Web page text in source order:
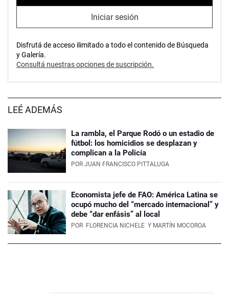
Iniciar sesión
Disfrutá de acceso ilimitado a todo el contenido de Búsqueda
y Galería.
Consultá nuestras opciones de suscripción.
LEÉ ADEMÁS
La rambla, el Parque Rodó o un estadio de
fútbol: los homicidios se desplazan y
complican a la Policía
POR JUAN FRANCISCO PITTALUGA
Economista jefe de FAO: América Latina se
ocupó mucho del “mercado internacional” y
debe “dar enfásis” al local
POR FLORENCIA NICHELE Y MARTÍN MOCOROA